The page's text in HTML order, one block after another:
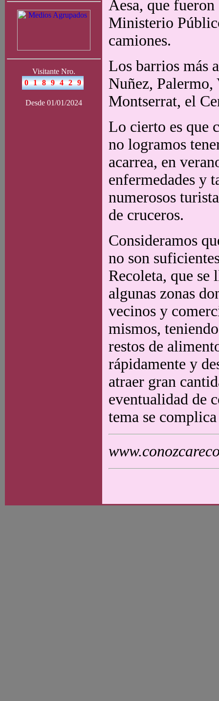
Visitante Nro.
Desde 01/01/2024
Aesa, que
Ministerio
camiones.
Los barrios más
Nuñez,
Montserrat, el
Lo cierto es que
no logramos
acarrea, en
enfermedades y
numerosos
de cruceros.
Consideramos
no son
Recoleta, que se
algunas zonas
vecinos y
mismos,
restos de
rápidamente y
atraer gran
eventualidad de
tema se